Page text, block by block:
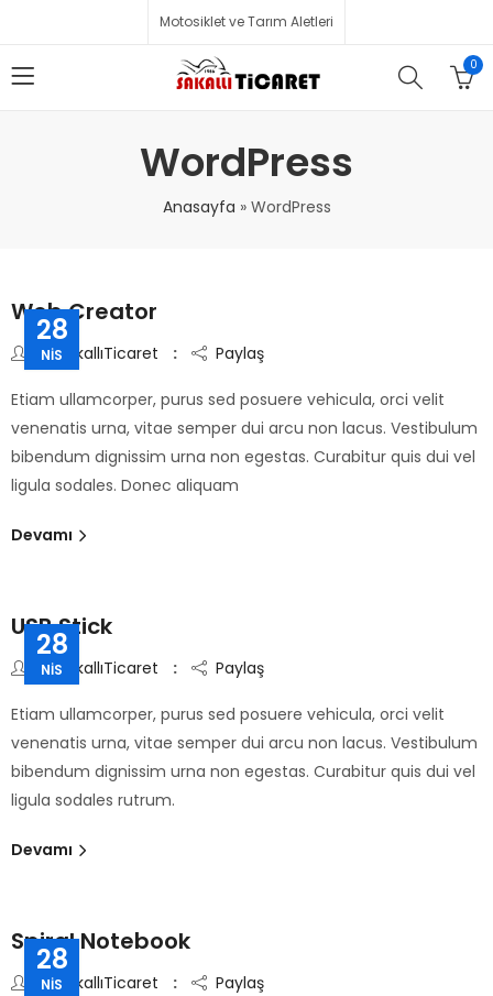
Motosiklet ve Tarım Aletleri
0
WordPress
Anasayfa » WordPress
28
NIS
Web Creator
BySakallıTicaret Paylaş
Etiam ullamcorper, purus sed posuere vehicula, orci velit
venenatis urna, vitae semper dui arcu non lacus. Vestibulum
bibendum dignissim urna non egestas. Curabitur quis dui vel
ligula sodales. Donec aliquam
Devamı
28
NIS
USB Stick
BySakallıTicaret Paylaş
Etiam ullamcorper, purus sed posuere vehicula, orci velit
venenatis urna, vitae semper dui arcu non lacus. Vestibulum
bibendum dignissim urna non egestas. Curabitur quis dui vel
ligula sodales rutrum.
Devamı
28
NIS
Spiral Notebook
BySakallıTicaret Paylaş